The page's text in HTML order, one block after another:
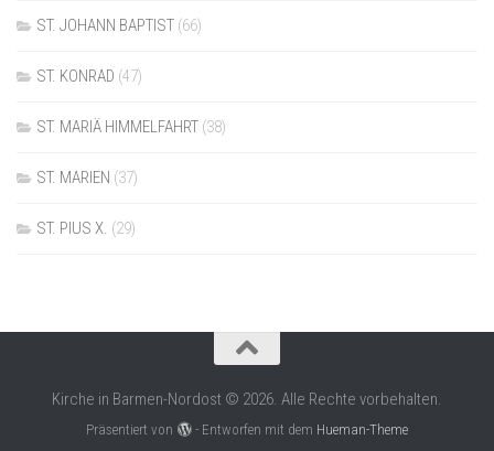
ST. JOHANN BAPTIST (66)
ST. KONRAD (47)
ST. MARIÄ HIMMELFAHRT (38)
ST. MARIEN (37)
ST. PIUS X. (29)
Kirche in Barmen-Nordost © 2026. Alle Rechte vorbehalten.
Präsentiert von - Entworfen mit dem Hueman-Theme